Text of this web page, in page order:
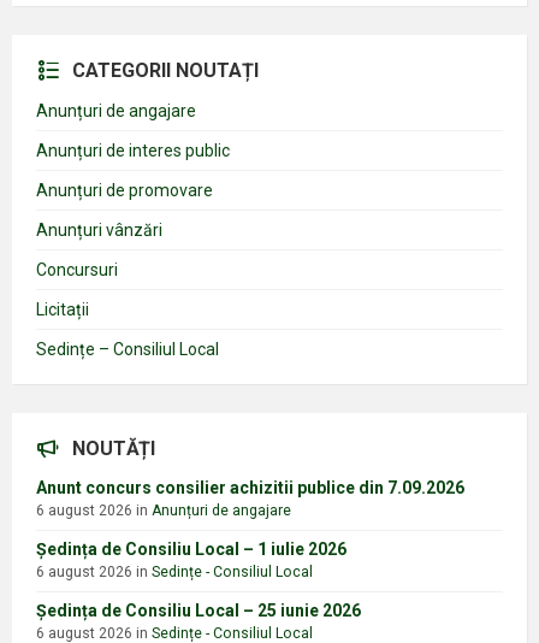
CATEGORII NOUTAȚI
Anunțuri de angajare
Anunțuri de interes public
Anunțuri de promovare
Anunțuri vânzări
Concursuri
Licitații
Sedințe – Consiliul Local
NOUTĂȚI
Anunt concurs consilier achizitii publice din 7.09.2026
6 august 2026 in Anunțuri de angajare
Ședința de Consiliu Local – 1 iulie 2026
6 august 2026 in Sedințe - Consiliul Local
Ședința de Consiliu Local – 25 iunie 2026
6 august 2026 in Sedințe - Consiliul Local